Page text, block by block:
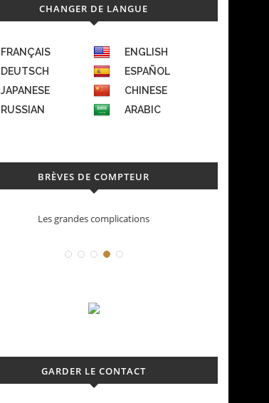
CHANGER DE LANGUE
FRANÇAIS
ENGLISH
DEUTSCH
ESPAÑOL
JAPANESE
CHINESE
RUSSIAN
ARABIC
BRÈVES DE COMPTEUR
Déconstruction Parmigiani Fleurier
GARDER LE CONTACT